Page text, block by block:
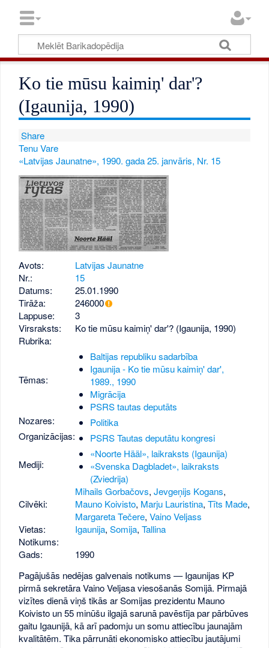
Ko tie mūsu kaimiņ' dar'?
(Igaunija, 1990)
Share
Tenu Vare
«Latvijas Jaunatne», 1990. gada 25. janvāris, Nr. 15
Avots:
Latvijas Jaunatne
Nr.:
15
Datums:
25.01.1990
Tirāža:
246000
Lappuse:
3
Virsraksts:
Ko tie mūsu kaimiņ' dar'? (Igaunija, 1990)
Rubrika:
Tēmas:
Baltijas republiku sadarbība
Igaunija - Ko tie mūsu kaimiņ' dar',
1989., 1990
Migrācija
PSRS tautas deputāts
Nozares:
Politika
Organizācijas:
PSRS Tautas deputātu kongresi
Mediji:
«Noorte Hääl», laikraksts (Igaunija)
«Svenska Dagbladet», laikraksts
(Zviedrija)
Cilvēki:
Mihails Gorbačovs,Jevgeņijs Kogans,
Mauno Koivisto, Marju Lauristina,Tīts Made,
Margareta Tečere,Vaino Veljass
Vietas:
Igaunija,Somija,Tallina
Notikums:
Gads:
1990
Pagājušās nedējas galvenais notikums — Igaunijas KP
pirmā sekretāra Vaino Veljasa viesošanās Somijā. Pirmajā
vizītes dienā viņš tikās ar Somijas prezidentu Mauno
Koivisto un 55 minūšu ilgajā sarunā pavēstīja par pārbūves
gaitu Igaunijā, kā arī padomju un somu attiecību jaunajām
kvalitātēm. Tika pārrunāti ekonomisko attiecību jautājumi